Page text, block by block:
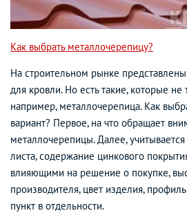
Как выбрать металлочерепицу?
На строительном рынке
для кровли. Но есть такие, которые не
например, металлочерепица. Как
вариант? Первое, на что обращает
металлочерепицы. Далее,
листа, содержание цинкового
влияющими на решение о покупке,
производителя, цвет изделия,
пункт в отдельности.